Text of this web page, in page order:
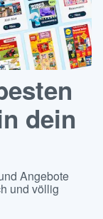
dein
Angebote
und völlig